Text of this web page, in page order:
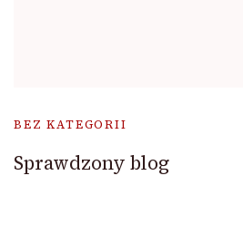
BEZ KATEGORII
Sprawdzony blog